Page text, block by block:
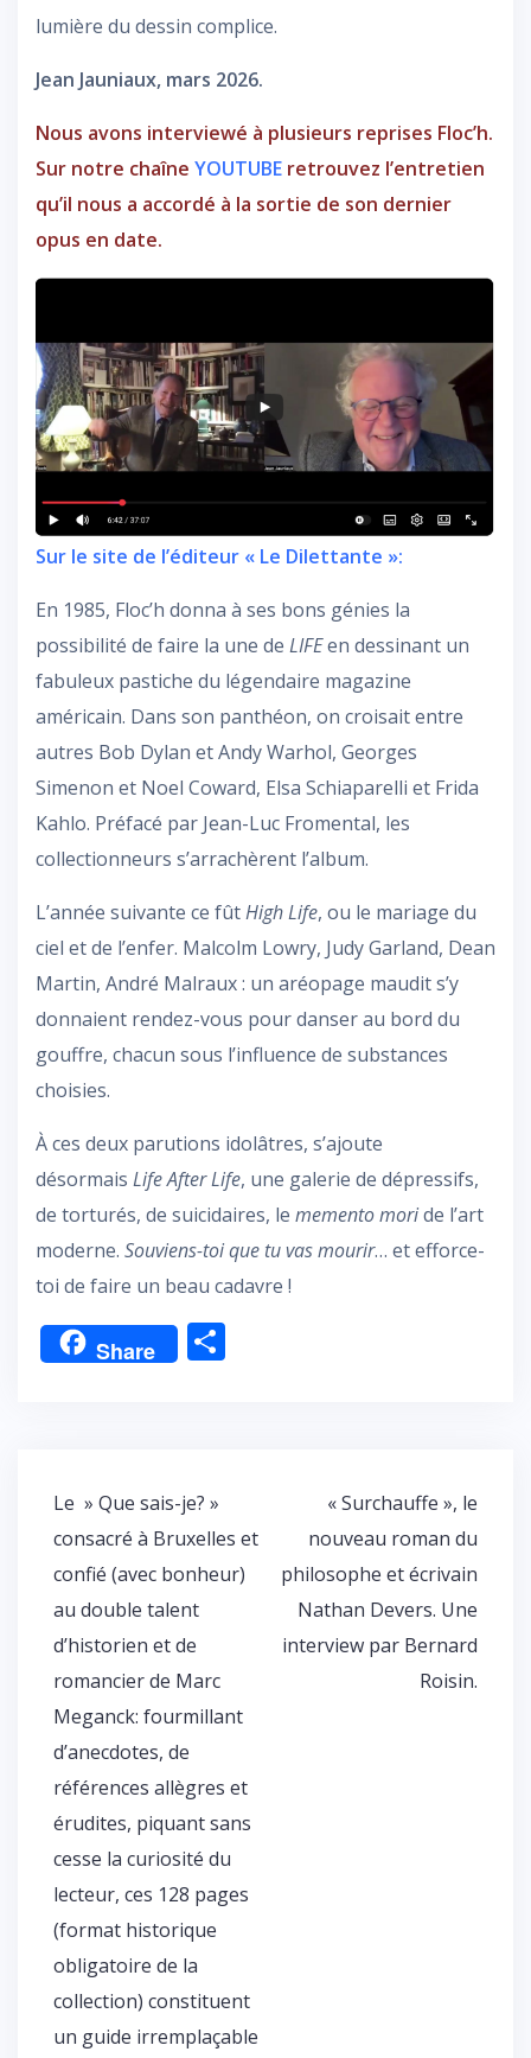
lumière du dessin complice.
Jean Jauniaux, mars 2026.
Nous avons interviewé à plusieurs reprises Floc’h.
Sur notre chaîne YOUTUBE retrouvez l’entretien
qu’il nous a accordé à la sortie de son dernier
opus en date.
Sur le site de l’éditeur « Le Dilettante »:
En 1985, Floc’h donna à ses bons génies la
possibilité de faire la une de LIFEen dessinant un
fabuleux pastiche du légendaire magazine
américain. Dans son panthéon, on croisait entre
autres Bob Dylan et Andy Warhol, Georges
Simenon et Noel Coward, Elsa Schiaparelli et Frida
Kahlo. Préfacé par Jean-Luc Fromental, les
collectionneurs s’arrachèrent l’album.
L’année suivante ce fûtHigh Life, ou le mariage du
ciel et de l’enfer. Malcolm Lowry, Judy Garland, Dean
Martin, André Malraux : un aréopage maudit s’y
donnaient rendez-vous pour danser au bord du
gouffre, chacun sous l’influence de substances
choisies.
À ces deux parutions idolâtres, s’ajoute
désormais Life After Life, une galerie de dépressifs,
de torturés, de suicidaires, le memento moride l’art
moderne. Souviens-toi que tu vas mourir… et efforce-
toi de faire un beau cadavre !
Share
Navigation
l’article
Le » Que sais-je? »
consacré à Bruxelles et
confié (avec bonheur)
au double talent
d’historien et de
romancier de Marc
Meganck: fourmillant
d’anecdotes, de
références allègres et
érudites, piquant sans
cesse la curiosité du
lecteur, ces 128 pages
(format historique
obligatoire de la
collection) constituent
un guide irremplaçable
« Surchauffe », le
nouveau roman du
philosophe et écrivain
Nathan Devers. Une
interview par Bernard
Roisin.